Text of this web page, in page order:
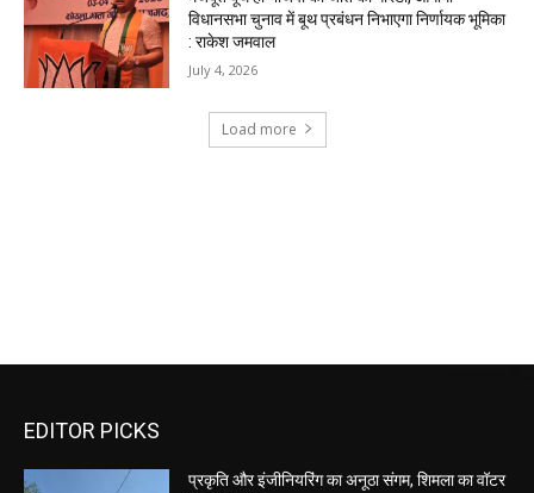
EDITOR PICKS
प्रकृति और इंजीनियरिंग का अनूठा संगम, शिमला का वॉटर